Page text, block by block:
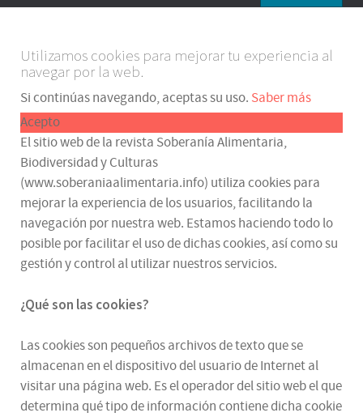
Utilizamos cookies para mejorar tu experiencia al
navegar por la web.
Si continúas navegando, aceptas su uso. Saber más
Acepto
El sitio web de la revista Soberanía Alimentaria,
Biodiversidad y Culturas
(www.soberaniaalimentaria.info) utiliza cookies para
mejorar la experiencia de los usuarios, facilitando la
navegación por nuestra web. Estamos haciendo todo lo
posible por facilitar el uso de dichas cookies, así como su
gestión y control al utilizar nuestros servicios.
¿Qué son las cookies?
Las cookies son pequeños archivos de texto que se
almacenan en el dispositivo del usuario de Internet al
visitar una página web. Es el operador del sitio web el que
determina qué tipo de información contiene dicha cookie